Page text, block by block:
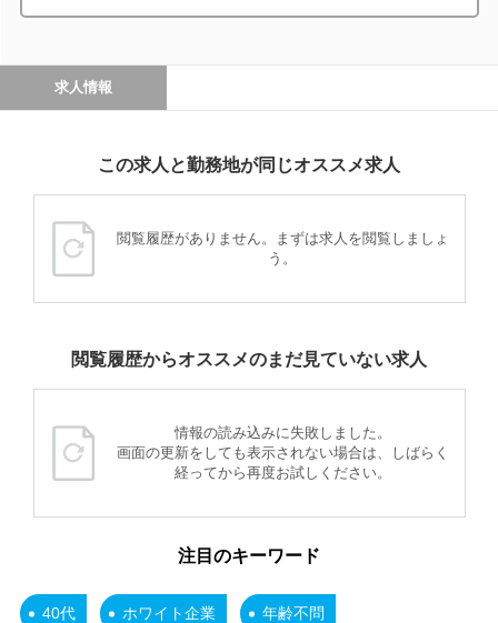
求人情報
この求人と勤務地が同じオススメ求人
閲覧履歴がありません。まずは求人を閲覧しましょ
う。
閲覧履歴からオススメのまだ見ていない求人
情報の読み込みに失敗しました。
画面の更新をしても表示されない場合は、しばらく
経ってから再度お試しください。
注目のキーワード
40代 ホワイト企業 年齢不問